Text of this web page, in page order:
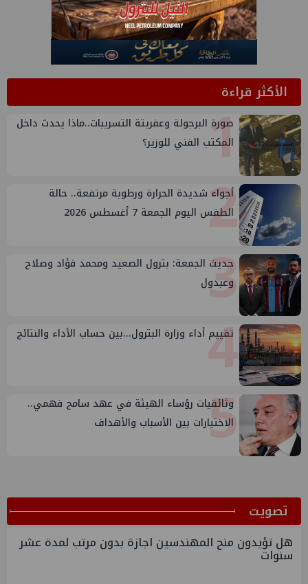
الأكثر قراءة1
صورة البرجولة وعفريتة التسريبات..ماذا يحدث داخل
المكتب الفني للوزير؟
2
أجواء شديدة الحرارة ورطوبة مرتفعة.. حالة
الطقس اليوم الجمعة 7 أغسطس 2026
3
حديث الجمعة: بترول الصعيد ومحمد فؤاد وصلاح
وعبدول
4
تقييم أداء وزارة البترول...بين حساب الأداء والنتائج
5
وثائقيات رؤساء الهيئة في عهد سامح فهمي..
الاختيارات بين الأسباب والأهداف
ﺗﺼﻮﻳﺖ
هل تؤيدون منح المهندسين اجازة بدون مرتب لمدة عشر
سنوات